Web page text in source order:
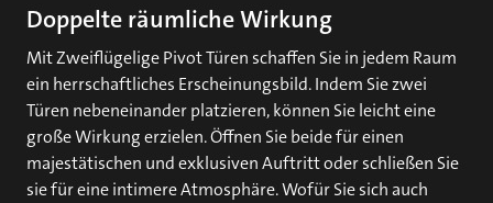
Doppelte räumliche Wirkung
Mit Zweiflügelige Pivot Türen schaffen Sie in jedem Raum
ein herrschaftliches Erscheinungsbild. Indem Sie zwei
Türen nebeneinander platzieren, können Sie leicht eine
große Wirkung erzielen. Öffnen Sie beide für einen
majestätischen und exklusiven Auftritt oder schließen Sie
sie für eine intimere Atmosphäre. Wofür Sie sich auch